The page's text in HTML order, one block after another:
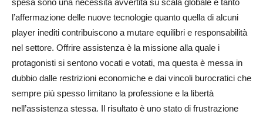
spesa sono una necessità avvertita su scala globale e tanto
l’affermazione delle nuove tecnologie quanto quella di alcuni
player inediti contribuiscono a mutare equilibri e responsabilità
nel settore. Offrire assistenza è la missione alla quale i
protagonisti si sentono vocati e votati, ma questa è messa in
dubbio dalle restrizioni economiche e dai vincoli burocratici che
sempre più spesso limitano la professione e la libertà
nell’assistenza stessa. Il risultato è uno stato di frustrazione